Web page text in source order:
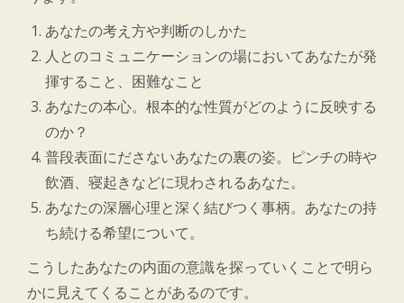
あなたの考え方や判断のしかた
人とのコミュニケーションの場においてあなたが発
揮すること、困難なこと
あなたの本心。根本的な性質がどのように反映する
のか？
普段表面にださないあなたの裏の姿。ピンチの時や
飲酒、寝起きなどに現わされるあなた。
あなたの深層心理と深く結びつく事柄。あなたの持
ち続ける希望について。
こうしたあなたの内面の意識を探っていくことで明ら
かに見えてくることがあるのです。